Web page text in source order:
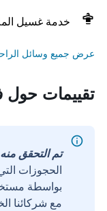
خدمة غسيل
عرض جميع وسائل الراحة
تقييمات حول
تم التحقق منه
الحجوزات
مع شركائنا